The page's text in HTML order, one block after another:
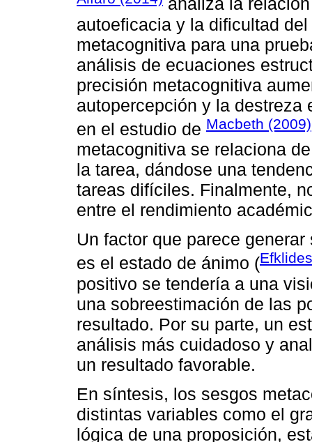
analiza la
autoeficacia y la dificultad
metacognitiva para una
análisis de ecuaciones
precisión metacognitiva
autopercepción y la destreza
en el estudio de Macbeth (2009)
metacognitiva se relaciona
la tarea, dándose una
tareas difíciles. Finalmente,
entre el rendimiento
Un factor que parece
es el estado de ánimo (
positivo se tendería a una
una sobreestimación de las
resultado. Por su parte, un
análisis más cuidadoso y
un resultado favorable.
En síntesis, los sesgos
distintas variables como el
lógica de una proposición,